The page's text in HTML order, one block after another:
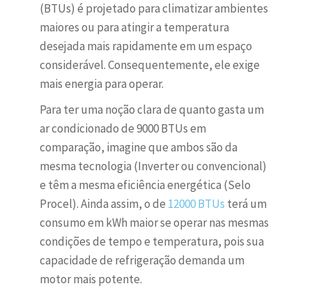
(BTUs) é projetado para climatizar ambientes
maiores ou para atingir a temperatura
desejada mais rapidamente em um espaço
considerável. Consequentemente, ele exige
mais energia para operar.
Para ter uma noção clara de quanto gasta um
ar condicionado de 9000 BTUs em
comparação, imagine que ambos são da
mesma tecnologia (Inverter ou convencional)
e têm a mesma eficiência energética (Selo
Procel). Ainda assim, o de 12000 BTUs terá um
consumo em kWh maior se operar nas mesmas
condições de tempo e temperatura, pois sua
capacidade de refrigeração demanda um
motor mais potente.